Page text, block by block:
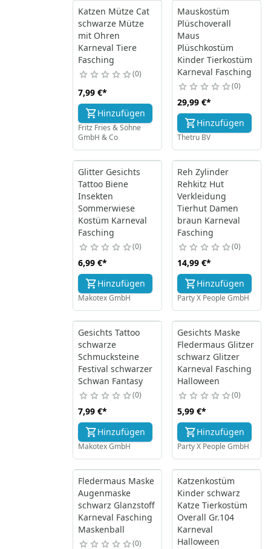
Katzen Mütze Cat
schwarze Mütze
mit Ohren
Karneval Tiere
Fasching
0
7,99 €*
Hinzufügen
Fritz Fries & Söhne
GmbH & Co
Mauskostüm
Plüschoverall
Maus
Plüschkostüm
Kinder Tierkostüm
Karneval Fasching
0
29,99 €*
Hinzufügen
Thetru BV
Glitter Gesichts
Tattoo Biene
Insekten
Sommerwiese
Kostüm Karneval
Fasching
0
6,99 €*
Hinzufügen
Makotex GmbH
Reh Zylinder
Rehkitz Hut
Verkleidung
Tierhut Damen
braun Karneval
Fasching
0
14,99 €*
Hinzufügen
Party X People GmbH
Gesichts Tattoo
schwarze
Schmucksteine
Festival schwarzer
Schwan Fantasy
0
7,99 €*
Hinzufügen
Makotex GmbH
Gesichts Maske
Fledermaus Glitzer
schwarz Glitzer
Karneval Fasching
Halloween
0
5,99 €*
Hinzufügen
Party X People GmbH
Fledermaus Maske
Augenmaske
schwarz Glanzstoff
Karneval Fasching
Maskenball
0
Katzenkostüm
Kinder schwarz
Katze Tierkostüm
Overall Gr.104
Karneval
Halloween